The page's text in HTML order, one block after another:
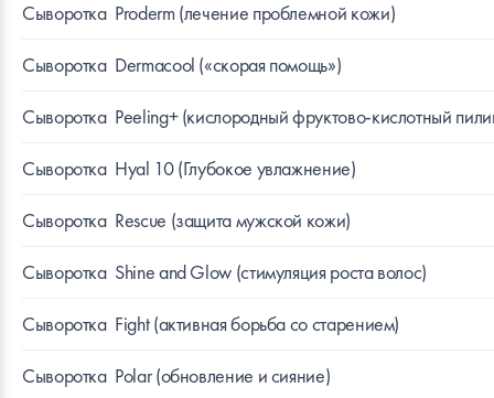
Сыворотка Proderm (лечение проблемной кожи)
Сыворотка Dermacool («скорая помощь»)
Сыворотка Peeling+ (кислородный фруктово-кислотный
Сыворотка Hyal 10 (Глубокое увлажнение)
Сыворотка Rescue (защита мужской кожи)
Сыворотка Shine and Glow (стимуляция роста волос)
Сыворотка Fight (активная борьба со старением)
Сыворотка Polar (обновление и сияние)